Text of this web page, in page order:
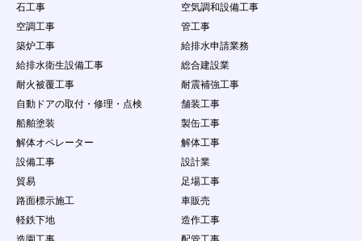
三者の名誉や社会的信用を棄損したり、不快
感や精神的な損害を与える行為
（８）
コンテンツ閲覧者を含む会員以外の自然人・
法人・団体・組織等の第三者の個人情報の収
（９）
本サービスで得た情報を、本サービスの利用
目的の範囲を超えて第三者に譲渡すること、
又は営業を目的とした情報提供活動をするこ
と（営利を目的とした情報提供等の行為）
（１１）
会員ＩＤ・パスワードを故意に第三者に公開
する行為
（１２）
会員情報・案件情報などを悪意ある行為をす
石工事
空気調和設備工事
空調工事
管工事
築炉工事
給排水申請業務
給排水衛生設備工事
総合建設業
耐火被覆工事
耐震補強工事
自動ドアの取付・修理・点検
舗装工事
船舶塗装
製缶工事
解体オペレーター
解体工事
設備工事
設計業
貿易
足場工事
路面標示施工
車販売
軽鉄下地
造作工事